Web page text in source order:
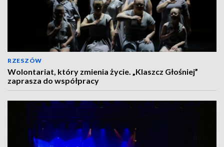
RZESZÓW
Wolontariat, który zmienia życie. „Klaszcz Głośniej”
zaprasza do współpracy